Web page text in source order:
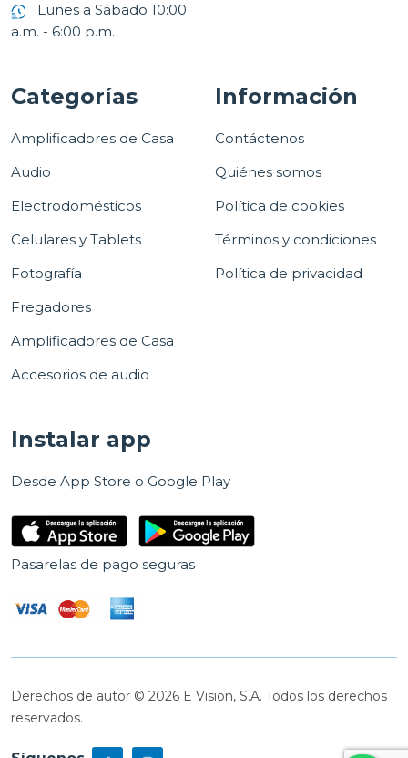
Lunes a Sábado 10:00
a.m. - 6:00 p.m.
Categorías
Amplificadores de Casa
Audio
Electrodomésticos
Celulares y Tablets
Fotografía
Fregadores
Amplificadores de Casa
Accesorios de audio
Información
Contáctenos
Quiénes somos
Política de cookies
Términos y condiciones
Política de privacidad
Instalar app
Desde App Store o Google Play
Pasarelas de pago seguras
Derechos de autor © 2026 E Vision, S.A. Todos los derechos
reservados.